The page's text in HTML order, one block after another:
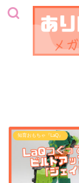
知育おもちゃ『LaQ』